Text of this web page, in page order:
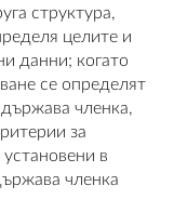
структура,
целите и
данни; когато
се определят
членка,
за
в
членка